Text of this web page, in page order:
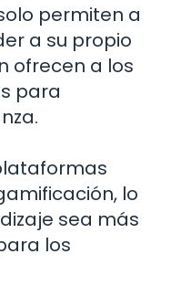
permiten a
a su propio
ofrecen a los
para
lo
sea más
los